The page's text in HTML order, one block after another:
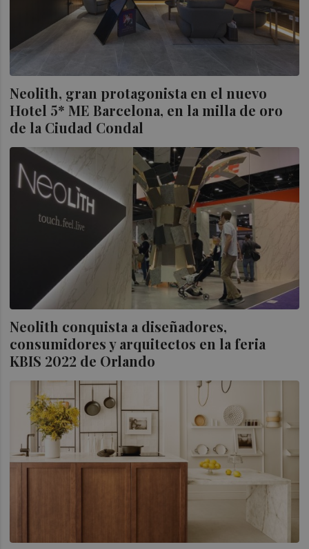
Neolith, gran protagonista en el nuevo
Hotel 5* ME Barcelona, en la milla de oro
de la Ciudad Condal
Neolith conquista a diseñadores,
consumidores y arquitectos en la feria
KBIS 2022 de Orlando